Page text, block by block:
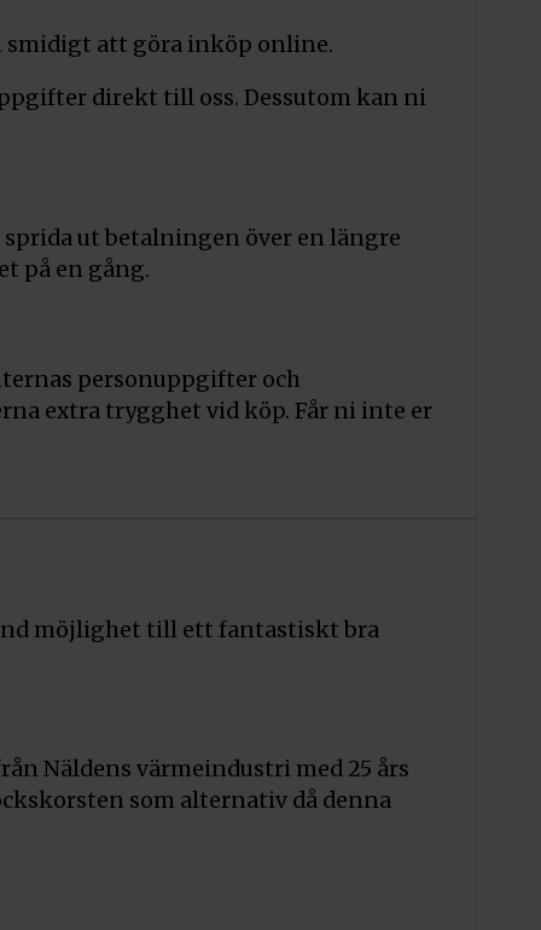
smidigt att göra inköp online.
direkt till oss. Dessutom kan ni
ut betalningen över en längre
på en gång.
personuppgifter och
extra trygghet vid köp. Får ni inte er
möjlighet till ett fantastiskt bra
Näldens värmeindustri med 25 års
som alternativ då denna